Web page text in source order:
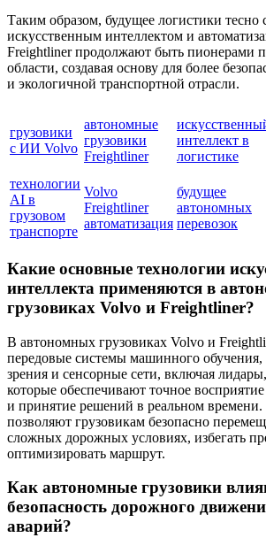
Таким образом, будущее логистики тесно
искусственным интеллектом и
Freightliner продолжают быть пионерами
области, создавая основу для более
и экологичной транспортной отрасли.
грузовики
с ИИ Volvo
автономные
грузовики
Freightliner
интеллект в
логистике
технологии
AI в
грузовом
транспорте
Volvo
Freightliner
автоматизация
будущее
автономных
перевозок
Какие основные технологии
интеллекта применяются в
грузовиках Volvo и Freightliner?
В автономных грузовиках Volvo и
передовые системы машинного
зрения и сенсорные сети, включая
которые обеспечивают точное
и принятие решений в реальном
позволяют грузовикам безопасно
сложных дорожных условиях, избегать
оптимизировать маршрут.
Как автономные грузовики
безопасность дорожного
аварий?